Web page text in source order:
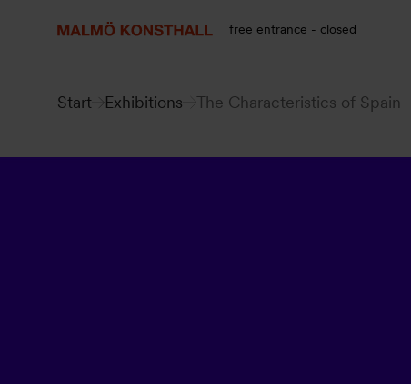
accessibility
free entrance - closed
Start Exhibitions The Characteristics of Spain